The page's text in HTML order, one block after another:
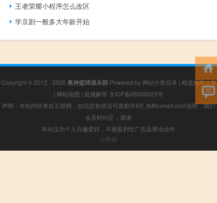
王者荣耀小程序怎么改区
学京剧一般多大年龄开始
Copyright © 2012 - 2026 奥神篮球俱乐部Powered by 网站分类目录 | 精选推荐文章
| 网站地图 | 疑难解答 京ICP备06009323号
声明：本站内容来自互联网，如信息有错误可发邮件到f_fb#foxmail.com说明，我们
会及时纠正，谢谢
本站仅为个人兴趣爱好，不接盈利性广告及商业合作
小男孩